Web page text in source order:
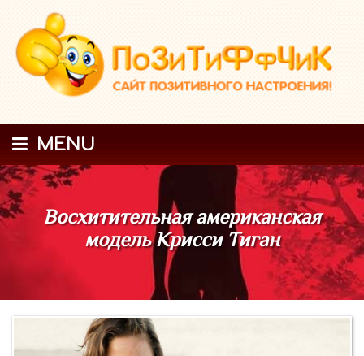
MENU
Восхитительная американская
модель Крисси Тиган